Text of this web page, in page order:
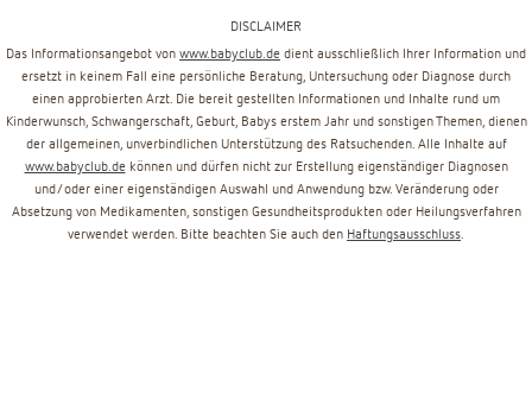
DISCLAIMER
Das Informationsangebot von www.babyclub.de dient ausschließlich Ihrer Information und
ersetzt in keinem Fall eine persönliche Beratung, Untersuchung oder Diagnose durch
einen approbierten Arzt. Die bereit gestellten Informationen und Inhalte rund um
Kinderwunsch, Schwangerschaft, Geburt, Babys erstem Jahr und sonstigen Themen, dienen
der allgemeinen, unverbindlichen Unterstützung des Ratsuchenden. Alle Inhalte auf
www.babyclub.de können und dürfen nicht zur Erstellung eigenständiger Diagnosen
und/oder einer eigenständigen Auswahl und Anwendung bzw. Veränderung oder
Absetzung von Medikamenten, sonstigen Gesundheitsprodukten oder Heilungsverfahren
verwendet werden. Bitte beachten Sie auch den Haftungsausschluss.